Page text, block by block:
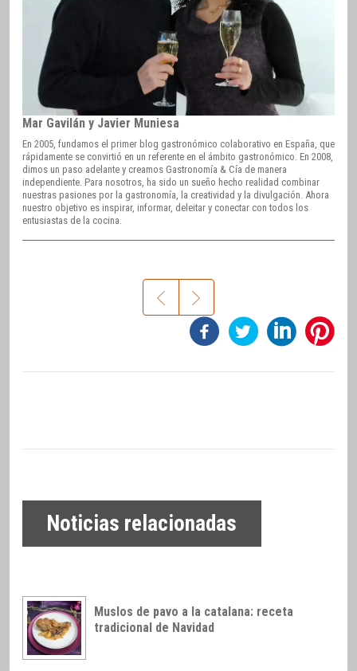
Mar Gavilán y Javier Muniesa
En 2005, fundamos el primer blog gastronómico colaborativo en España, que
rápidamente se convirtió en un referente en el ámbito gastronómico. En 2008,
dimos un paso adelante y creamos Gastronomía & Cía de manera
independiente. Para nosotros, ha sido un sueño hecho realidad combinar
nuestras pasiones por la gastronomía, la creatividad y la divulgación. Ahora
nuestro objetivo es inspirar, informar, deleitar y conectar con todos los
entusiastas de la cocina.
Noticias relacionadas
Muslos de pavo a la catalana: receta
tradicional de Navidad